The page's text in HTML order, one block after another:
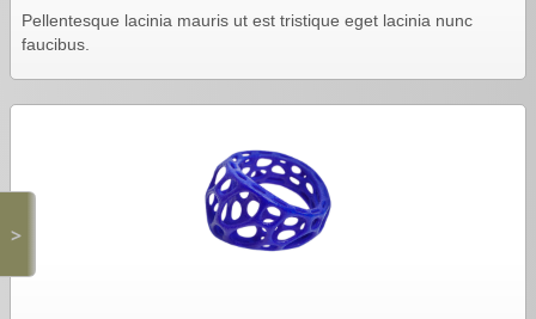
PCS et DICRIM -
Remerciements -
>
Pellentesque lacinia mauris ut est tristique eget lacinia nunc
faucibus.